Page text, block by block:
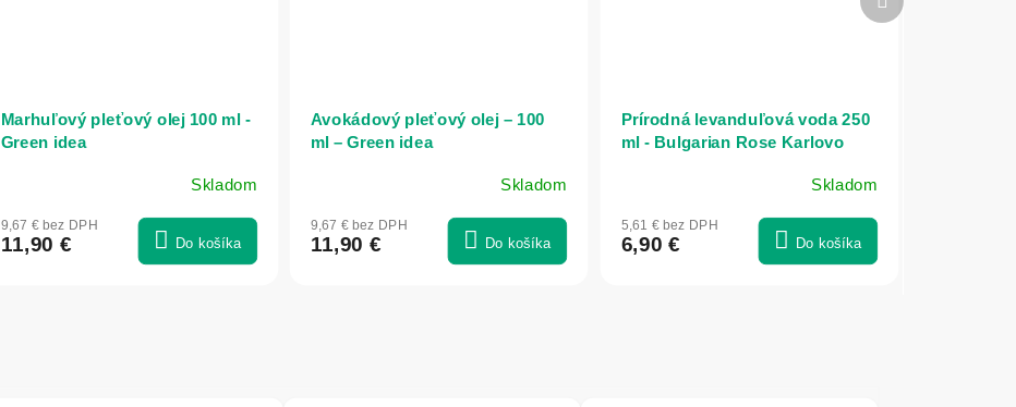
Marhuľový pleťový olej 100 ml -
Green idea
Skladom
9,67 € bez DPH
11,90 € Do košíka
Avokádový pleťový olej – 100
ml – Green idea
Skladom
9,67 € bez DPH
11,90 € Do košíka
Prírodná levanduľová voda 250
ml - Bulgarian Rose Karlovo
Skladom
5,61 € bez DPH
6,90 € Do košíka
produkt